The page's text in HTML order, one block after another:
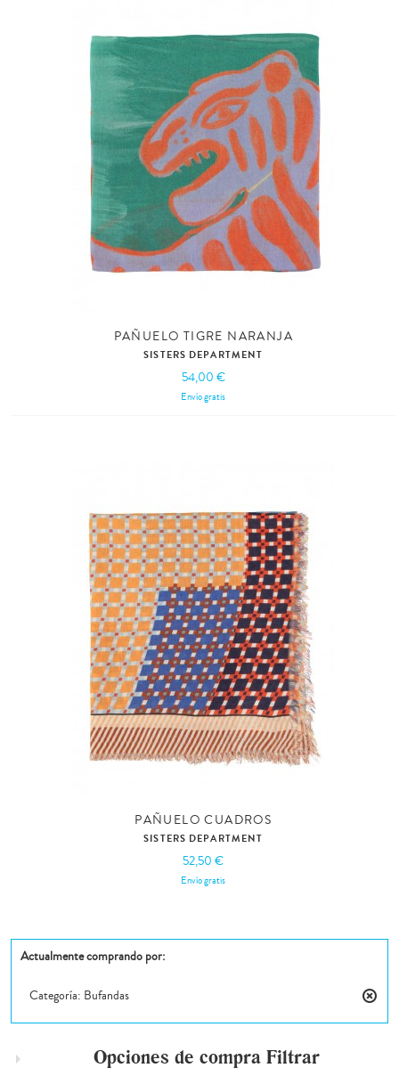
PAÑUELO TIGRE NARANJA
SISTERS DEPARTMENT
54,00 €
Envío gratis
PAÑUELO CUADROS
SISTERS DEPARTMENT
52,50 €
Envío gratis
Actualmente comprando por:
este
Categoría: Bufandas
Opciones de compra Filtrar